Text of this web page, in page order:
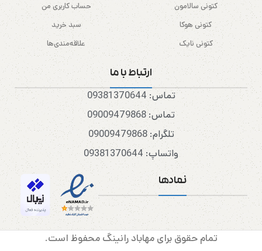
کتونی سالامون
کتونی هوکا
کتونی نایک
حساب کاربری من
سبد خرید
علاقه‌مندی‌ها
ارتباط با ما
تماس: 09381370644
تماس: 09009479868
تلگرام: 09009479868
واتساپ: 09381370644
نمادها
تمام حقوق برای مهاباد رانینگ محفوظ است.